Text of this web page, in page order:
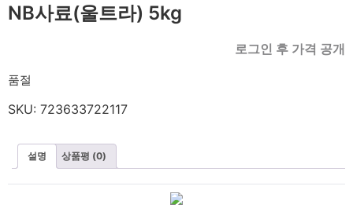
NB사료(울트라) 5kg
로그인 후 가격 공개
품절
SKU: 723633722117
설명 상품평 (0)